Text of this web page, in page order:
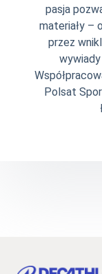
pasja
materiały –
przez
Polsat